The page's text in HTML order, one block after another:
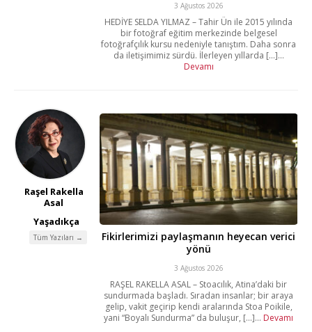
3 Ağustos 2026
HEDİYE SELDA YILMAZ – Tahir Ün ile 2015 yılında
bir fotoğraf eğitim merkezinde belgesel
fotoğrafçılık kursu nedeniyle tanıştım. Daha sonra
da iletişimimiz sürdü. İlerleyen yıllarda [...]...
Devamı
Raşel Rakella
Asal
Yaşadıkça
Tüm Yazıları →
Fikirlerimizi paylaşmanın heyecan verici
yönü
3 Ağustos 2026
RAŞEL RAKELLA ASAL – Stoacılık, Atina’daki bir
sundurmada başladı. Sıradan insanlar; bir araya
gelip, vakit geçirip kendi aralarında Stoa Poikile,
yani “Boyalı Sundurma” da buluşur, [...]... Devamı